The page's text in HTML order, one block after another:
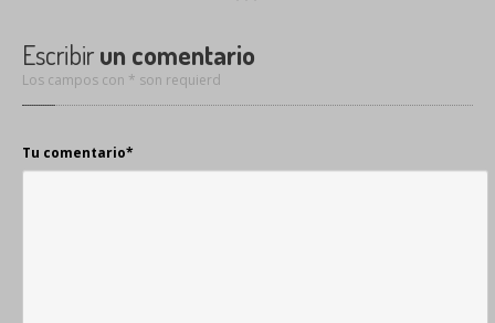
Escribirun comentario
Los campos con * son requierd
Tu comentario*